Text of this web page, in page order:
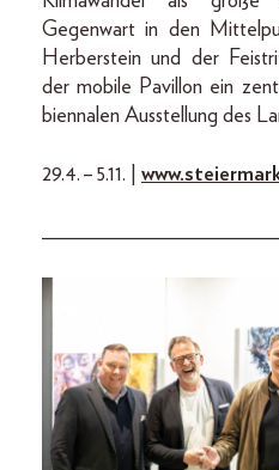
Gegenwart in den
Herberstein und der
der mobile Pavillon ein
biennalen Ausstellung des
29.4. – 5.11. |